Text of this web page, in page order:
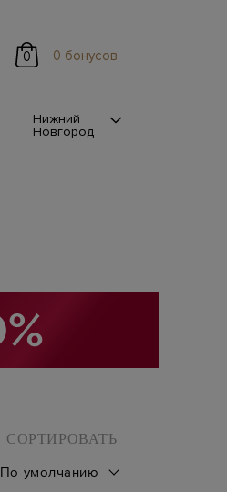
0 0 бонусов
Нижний
Новгород
СОРТИРОВАТЬ
По умолчанию